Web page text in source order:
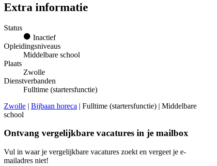
Extra informatie
Status
Inactief
Opleidingsniveaus
Middelbare school
Plaats
Zwolle
Dienstverbanden
Fulltime (startersfunctie)
Zwolle | Bijbaan horeca | Fulltime (startersfunctie) | Middelbare
school
Ontvang vergelijkbare vacatures in je mailbox
Vul in waar je vergelijkbare vacatures zoekt en vergeet je e-
mailadres niet!